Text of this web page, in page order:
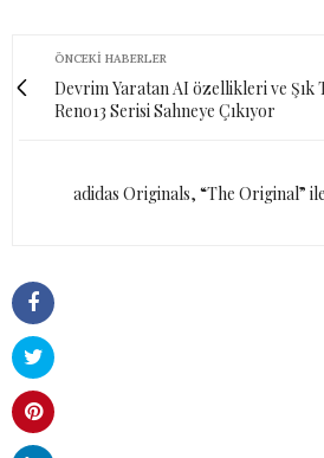
ÖNCEKI HABERLER
Devrim Yaratan AI özellikleri ve Şık
Reno13 Serisi Sahneye Çıkıyor
adidas Originals, “The Original”